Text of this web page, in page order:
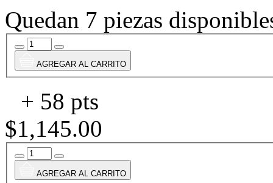
Quedan 7 piezas
AGREGAR AL CARRITO
+ 58 pts
$1,145.00
AGREGAR AL CARRITO